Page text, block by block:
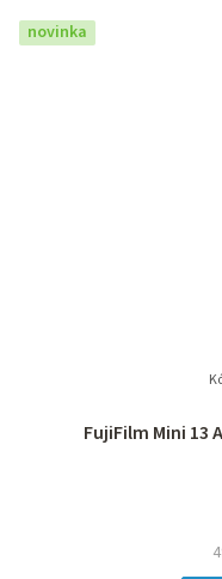
novinka
FujiFilm Mini 13